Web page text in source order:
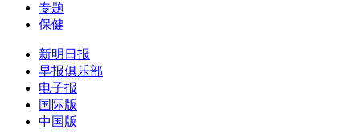
专题
保健
新明日报
早报俱乐部
电子报
国际版
中国版